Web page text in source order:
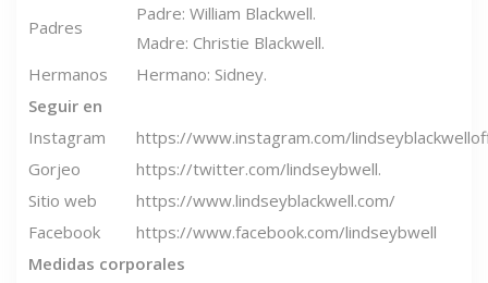
Padres
Padre: William Blackwell.
Madre: Christie Blackwell.
Hermanos
Hermano: Sidney.
Seguir en
Instagram
https://www.instagram.com/
Gorjeo
https://twitter.com/lindseybwell.
Sitio web
https://www.lindseyblackwell.com/
Facebook
https://www.facebook.com/lindseybwell
Medidas corporales